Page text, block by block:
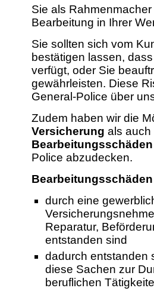
Sie als
Bearbeitung in Ihrer
Sie sollten sich vom
bestätigen lassen,
verfügt, oder Sie
gewährleisten. Diese
General-Police über
Zudem haben wir die
Versicherung als auch
Bearbeitungsschäden
Police abzudecken.
Bearbeitungsschäden
durch eine
Reparatur,
entstanden sind
dadurch entstanden
diese Sachen zur
beruflichen